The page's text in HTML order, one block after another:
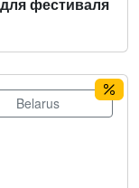
Belarus